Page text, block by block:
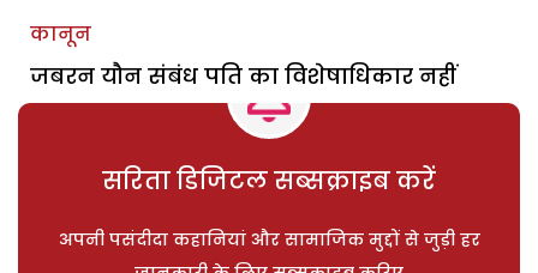
कानून
जबरन यौन संबंध पति का विशेषाधिकार नहीं
सरिता डिजिटल सब्सक्राइब करें
अपनी पसंदीदा कहानियां और सामाजिक मुद्दों से जुड़ी हर